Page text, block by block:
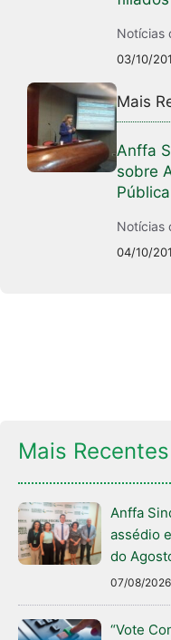
Notícias
03/10/
Mais
Anffa
sobre
Pública
Notícias
04/10/
Mais Recentes
Anffa
assédio
do
07/08/2026
“Vote